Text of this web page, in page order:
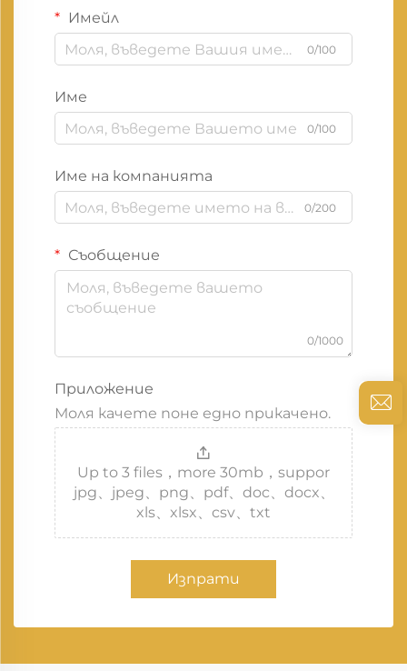
Имейл
0/100
Име
0/100
Име на компанията
0/200
Съобщение
0/1000
Приложение
Моля качете поне едно прикачено.
Up to 3 files，more 30mb，suppor
jpg、jpeg、png、pdf、doc、docx、
xls、xlsx、csv、txt
Изпрати